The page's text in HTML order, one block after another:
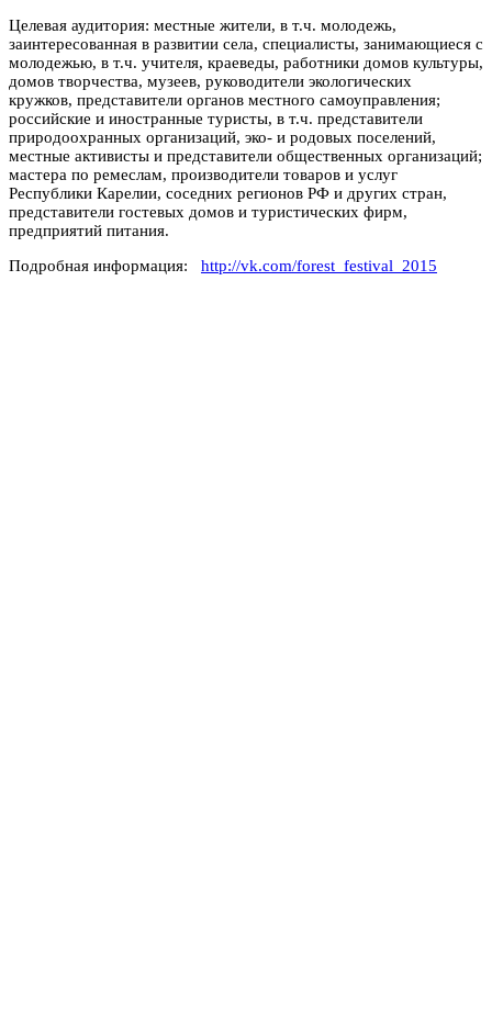
Целевая аудитория: местные жители, в т.ч. молодежь,
заинтересованная в развитии села, специалисты, занимающиеся с
молодежью, в т.ч. учителя, краеведы, работники домов культуры,
домов творчества, музеев, руководители экологических
кружков, представители органов местного самоуправления;
российские и иностранные туристы, в т.ч. представители
природоохранных организаций, эко- и родовых поселений,
местные активисты и представители общественных организаций;
мастера по ремеслам, производители товаров и услуг
Республики Карелии, соседних регионов РФ и других стран,
представители гостевых домов и туристических фирм,
предприятий питания.
Подробная информация: http://vk.com/forest_festival_2015